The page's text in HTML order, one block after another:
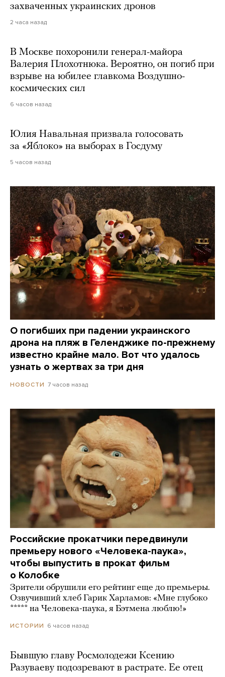
захваченных украинских дронов
2 часа назад
В Москве похоронили генерал-майора
Валерия Плохотнюка. Вероятно, он погиб при
взрыве на юбилее главкома Воздушно-
космических сил
6 часов назад
Юлия Навальная призвала голосовать
за «Яблоко» на выборах в Госдуму
5 часов назад
О погибших при падении украинского
дрона на пляж в Геленджике по-прежнему
известно крайне мало. Вот что удалось
узнать о жертвах за три дня
НОВОСТИ 7 часов назад
Российские прокатчики передвинули
премьеру нового «Человека-паука»,
чтобы выпустить в прокат фильм
о Колобке
Зрители обрушили его рейтинг еще до премьеры.
Озвучивший хлеб Гарик Харламов: «Мне глубоко
***** на Человека-паука, я Бэтмена люблю!»
ИСТОРИИ 6 часов назад
Бывшую главу Росмолодежи Ксению
Разуваеву подозревают в растрате. Ее отец